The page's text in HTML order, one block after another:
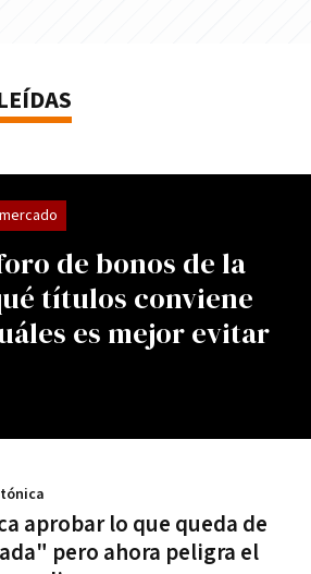
de bonos de la
títulos conviene
es mejor evitar
aprobar lo que queda de
pero ahora peligra el